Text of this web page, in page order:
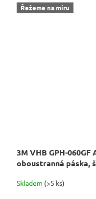
Řežeme na míru
3M VHB GPH-
oboustranná páska,
Skladem (>5 ks)